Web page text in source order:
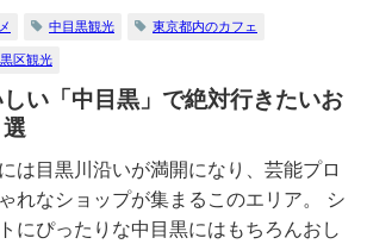
中目黒観光 東京都内のカフェ
区観光
い「中目黒」で絶対行きたいお
は目黒川沿いが満開になり、芸能プロ
れなショップが集まるこのエリア。 シ
にぴったりな中目黒にはもちろんおし